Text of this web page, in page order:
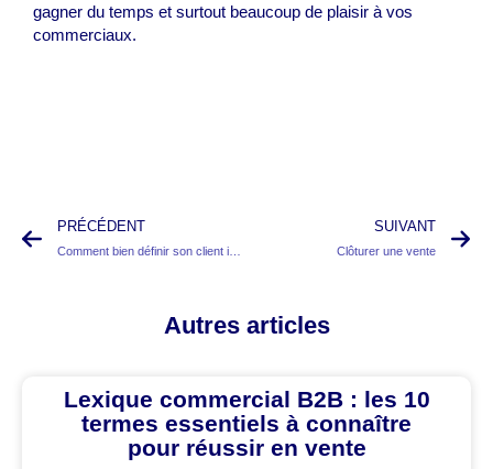
gagner du temps et surtout beaucoup de plaisir à vos
commerciaux.
PRÉCÉDENT
Comment bien définir son client idéal
SUIVANT
Clôturer une vente
Autres articles
Lexique commercial B2B : les 10
termes essentiels à connaître
pour réussir en vente